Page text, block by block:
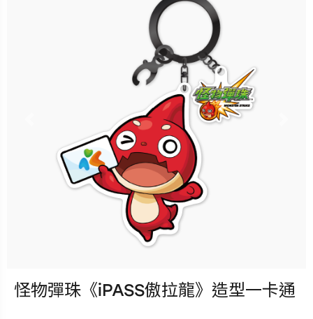
立即購買
更多銷售據點
發行：2026-08-05
怪物彈珠《iPASS傲拉龍》造型一卡通